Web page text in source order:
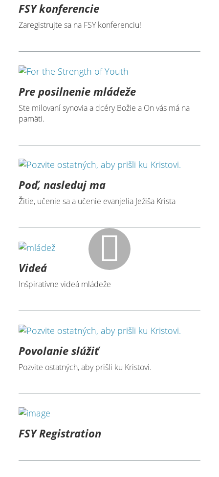
FSY konferencie
Zaregistrujte sa na FSY konferenciu!
Pre posilnenie mládeže
Ste milovaní synovia a dcéry Božie a On vás má na
pamäti.
Poď, nasleduj ma
Žitie, učenie sa a učenie evanjelia Ježiša Krista
Videá
Inšpiratívne videá mládeže
Povolanie slúžiť
Pozvite ostatných, aby prišli ku Kristovi.
FSY Registration